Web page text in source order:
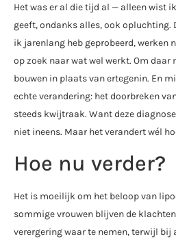
Het was er al die tijd al — alleen wist
geeft, ondanks alles, ook opluchting.
ik jarenlang heb geprobeerd, werken
op zoek naar wat wel werkt. Om daar
bouwen in plaats van ertegenin. En
echte verandering: het doorbreken
steeds kwijtraak. Want deze
niet ineens. Maar het verandert wél
Hoe nu verder?
Het is moeilijk om het beloop van
sommige vrouwen blijven de
verergering waar te nemen, terwijl bij